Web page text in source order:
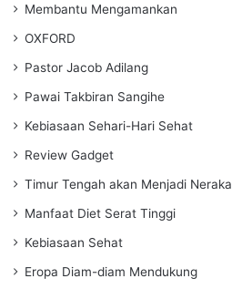
Membantu Mengamankan
OXFORD
Pastor Jacob Adilang
Pawai Takbiran Sangihe
Kebiasaan Sehari-Hari Sehat
Review Gadget
Timur Tengah akan Menjadi Neraka
Manfaat Diet Serat Tinggi
Kebiasaan Sehat
Eropa Diam-diam Mendukung